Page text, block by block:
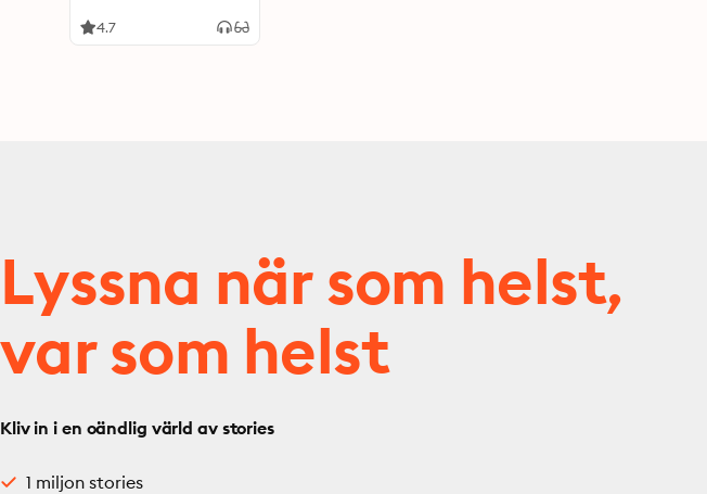
zwischen Hells Angels
4.7
Lyssna när som helst,
var som helst
Kliv in i en oändlig värld av stories
1 miljon stories